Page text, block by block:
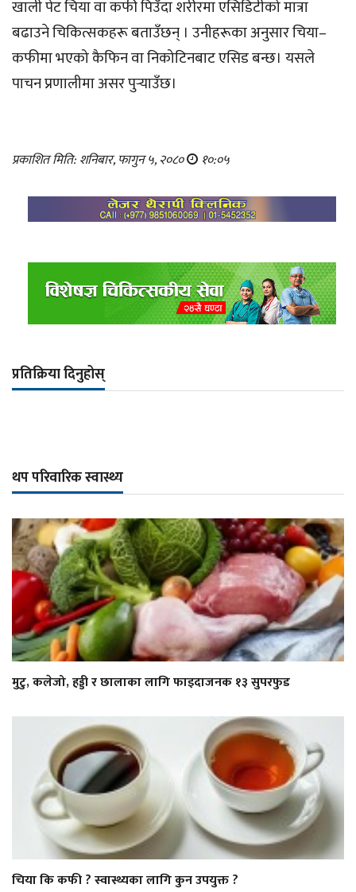
खाली पेट चिया वा कफी पिउँदा शरीरमा एसिडिटीको मात्रा
बढाउने चिकित्सकहरू बताउँछन् । उनीहरूका अनुसार चिया–
कफीमा भएको कैफिन वा निकोटिनबाट एसिड बन्छ। यसले
पाचन प्रणालीमा असर पुर्‍याउँछ।
प्रकाशित मिति: शनिबार, फागुन ५, २०८० १०:०५
प्रतिक्रिया दिनुहोस्
थप परिवारिक स्वास्थ्य
मुटु, कलेजो, हड्डी र छालाका लागि फाइदाजनक १३ सुपरफुड
चिया कि कफी ? स्वास्थ्यका लागि कुन उपयुक्त ?